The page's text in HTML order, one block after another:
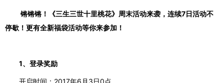
锵锵锵 ！《三生三世十里桃花》 周末活动来袭， 连续7日活动不
停歇！ 更有全新福袋活动等你来参加！
1、登录奖励
开启时间： 2017年6月3日0点